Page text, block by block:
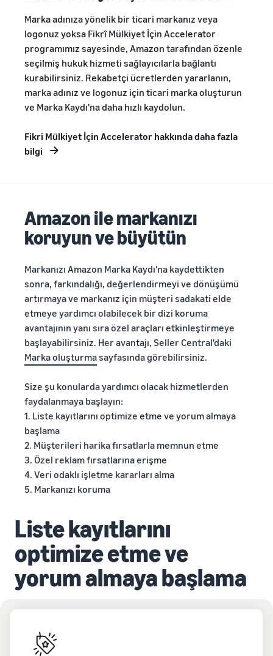
Marka adınıza yönelik bir ticari markanız veya
logonuz yoksa Fikrî Mülkiyet İçin Accelerator
programımız sayesinde, Amazon tarafından özenle
seçilmiş hukuk hizmeti sağlayıcılarla bağlantı
kurabilirsiniz. Rekabetçi ücretlerden yararlanın,
marka adınız ve logonuz için ticari marka oluşturun
ve Marka Kaydı'na daha hızlı kaydolun.
Fikri Mülkiyet İçin Accelerator hakkında daha fazla
bilgi
Amazon ile markanızı
koruyun ve büyütün
Markanızı Amazon Marka Kaydı'na kaydettikten
sonra, farkındalığı, değerlendirmeyi ve dönüşümü
artırmaya ve markanız için müşteri sadakati elde
etmeye yardımcı olabilecek bir dizi koruma
avantajının yanı sıra özel araçları etkinleştirmeye
başlayabilirsiniz. Her avantajı, Seller Central'daki
Marka oluşturmasayfasında görebilirsiniz.
Size şu konularda yardımcı olacak hizmetlerden
faydalanmaya başlayın:
1. Liste kayıtlarını optimize etme ve yorum almaya
başlama
2. Müşterileri harika fırsatlarla memnun etme
3. Özel reklam fırsatlarına erişme
4. Veri odaklı işletme kararları alma
5. Markanızı koruma
Liste kayıtlarını
optimize etme ve
yorum almaya başlama